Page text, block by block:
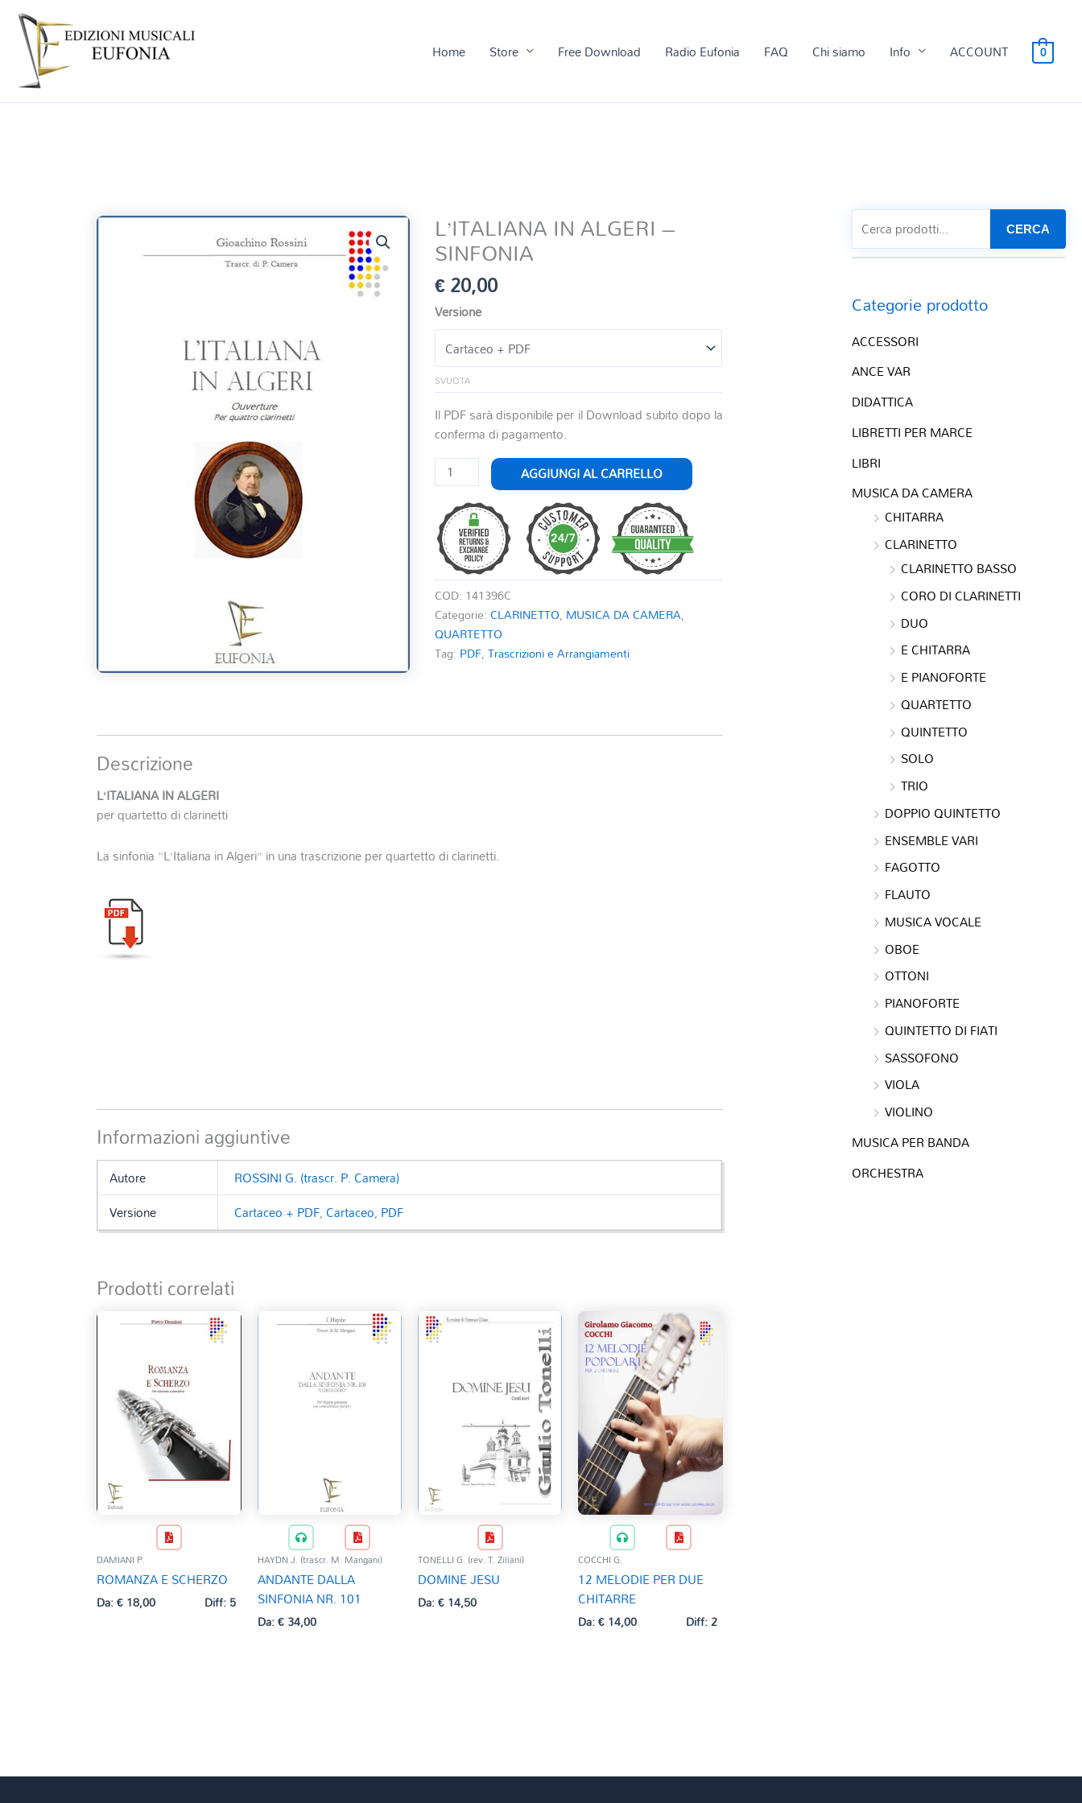
Home Store Free Download Radio Eufonia FAQ Chi siamo Info ACCOUNT 0
L’ITALIANA IN ALGERI –
SINFONIA
€20,00
Versione
SVUOTA
Il PDF sarà disponibile per il Download subito dopo la
conferma di pagamento.
L'ITALIANA
IN
ALGERI
SINFONIA
quantità
AGGIUNGI AL CARRELLO
COD: 141396C
Categorie:CLARINETTO, MUSICA DA CAMERA,
QUARTETTO
Tag: PDF,Trascrizioni e Arrangiamenti
Descrizione
L’ITALIANA IN ALGERI
per quartetto di clarinetti
La sinfonia “L’Italiana in Algeri” in una trascrizione per quartetto di clarinetti.
Informazioni aggiuntive
Autore
ROSSINI G. (trascr. P. Camera)
Versione
Cartaceo + PDF,Cartaceo, PDF
Prodotti correlati
DAMIANI P.
ROMANZA E SCHERZO
Da:€18,00 Diff: 5
HAYDN J. (trascr. M. Mangani)
ANDANTE DALLA
SINFONIA NR. 101
Da:€34,00
TONELLI G. (rev. T. Ziliani)
DOMINE JESU
Da:€14,50
COCCHI G.
12 MELODIE PER DUE
CHITARRE
Da:€14,00 Diff: 2
CERCA
Categorie prodotto
ACCESSORI
ANCE VAR
DIDATTICA
LIBRETTI PER MARCE
LIBRI
MUSICA DA CAMERA
CHITARRA
CLARINETTO
CLARINETTO BASSO
CORO DI CLARINETTI
DUO
E CHITARRA
E PIANOFORTE
QUARTETTO
QUINTETTO
SOLO
TRIO
DOPPIO QUINTETTO
ENSEMBLE VARI
FAGOTTO
FLAUTO
MUSICA VOCALE
OBOE
OTTONI
PIANOFORTE
QUINTETTO DI FIATI
SASSOFONO
VIOLA
VIOLINO
MUSICA PER BANDA
ORCHESTRA